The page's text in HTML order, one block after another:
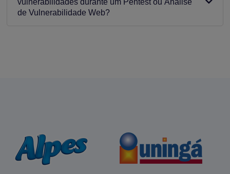
vulnerabilidades durante um Pentest ou Análise
de Vulnerabilidade Web?